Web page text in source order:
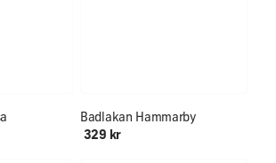
Badlakan Hammarby
329 kr